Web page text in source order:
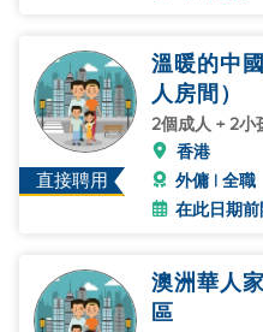
直接聘用
溫暖的中
人房間）
2個成人 + 2小
香港
外傭 | 全職
在此日期前
澳洲華人
區